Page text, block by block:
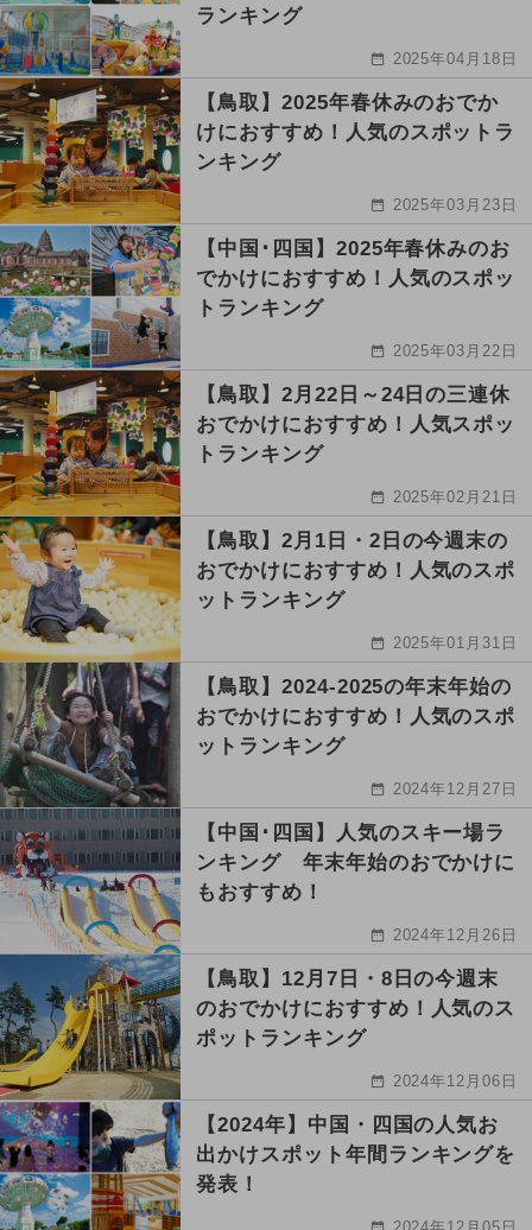
ランキング
2025年04月18日
【鳥取】2025年春休みのおでか
けにおすすめ！人気のスポットラ
ンキング
2025年03月23日
【中国･四国】2025年春休みのお
でかけにおすすめ！人気のスポッ
トランキング
2025年03月22日
【鳥取】2月22日～24日の三連休
おでかけにおすすめ！人気スポッ
トランキング
2025年02月21日
【鳥取】2月1日・2日の今週末の
おでかけにおすすめ！人気のスポ
ットランキング
2025年01月31日
【鳥取】2024-2025の年末年始の
おでかけにおすすめ！人気のスポ
ットランキング
2024年12月27日
【中国･四国】人気のスキー場ラ
ンキング 年末年始のおでかけに
もおすすめ！
2024年12月26日
【鳥取】12月7日・8日の今週末
のおでかけにおすすめ！人気のス
ポットランキング
2024年12月06日
【2024年】中国・四国の人気お
出かけスポット年間ランキングを
発表！